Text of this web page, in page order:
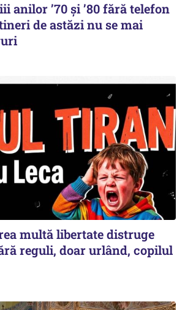
anilor ’70 și ’80 fără telefon
de astăzi nu se mai
multă libertate distruge
reguli, doar urlând, copilul